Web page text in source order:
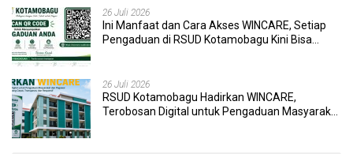
26 Juli 2026
Ini Manfaat dan Cara Akses WINCARE, Setiap
Pengaduan di RSUD Kotamobagu Kini Bisa
26 Juli 2026
RSUD Kotamobagu Hadirkan WINCARE,
Terobosan Digital untuk Pengaduan Masyarakat